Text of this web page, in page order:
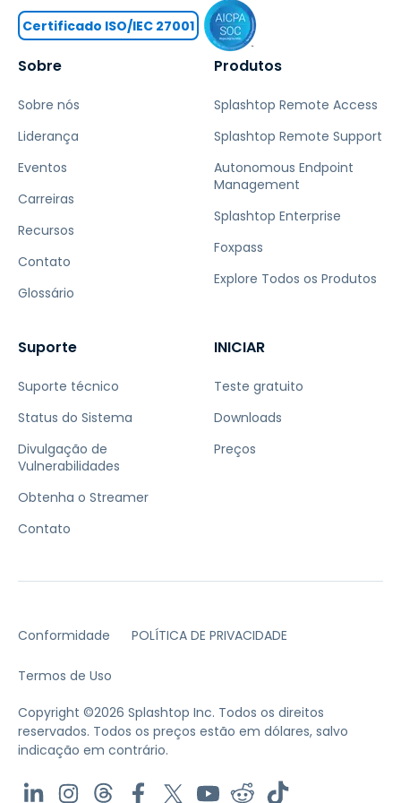
Sobre
Sobre nós
Liderança
Eventos
Carreiras
Recursos
Contato
Glossário
Produtos
Splashtop Remote Access
Splashtop Remote Support
Autonomous Endpoint
Management
Splashtop Enterprise
Foxpass
Explore Todos os Produtos
Suporte
Suporte técnico
Status do Sistema
Divulgação de
Vulnerabilidades
Obtenha o Streamer
Contato
INICIAR
Teste gratuito
Downloads
Preços
Certificado ISO/IEC 27001
Conformidade POLÍTICA DE PRIVACIDADE
Termos de Uso
Copyright ©2026 Splashtop Inc. Todos os direitos
reservados. Todos os preços estão em dólares, salvo
indicação em contrário.